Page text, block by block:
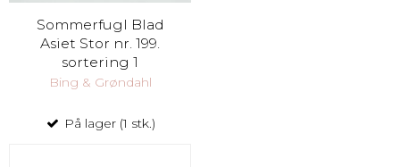
Sommerfugl Blad
Asiet Stor nr. 199.
sortering 1
Bing & Grøndahl
På lager (1 stk.)